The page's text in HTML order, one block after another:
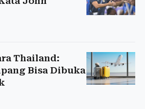
Thailand:
Bisa Dibuka